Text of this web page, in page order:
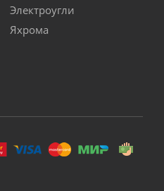
Электроугли
Яхрома